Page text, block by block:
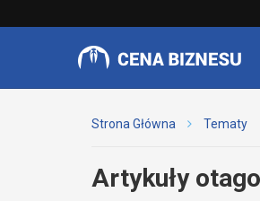
Strona Główna Tematy
Artykuły